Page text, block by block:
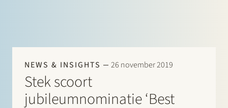
NEWS & INSIGHTS 26 november 2019
Stek scoort
jubileumnominatie ‘Best